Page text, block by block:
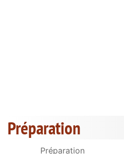
Préparation
Préparation